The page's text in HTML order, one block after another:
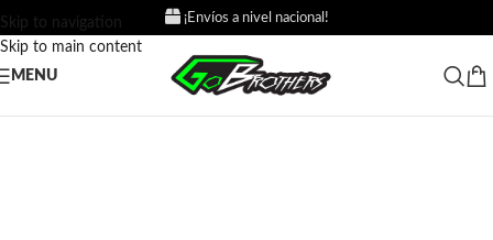
Skip to navigation
Skip to main content
¡Envíos a nivel nacional!
MENU